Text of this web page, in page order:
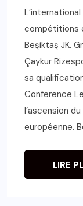
compétitions
Beşiktaş JK.
Çaykur
sa
Conference
l’ascension
européenne.
LIRE